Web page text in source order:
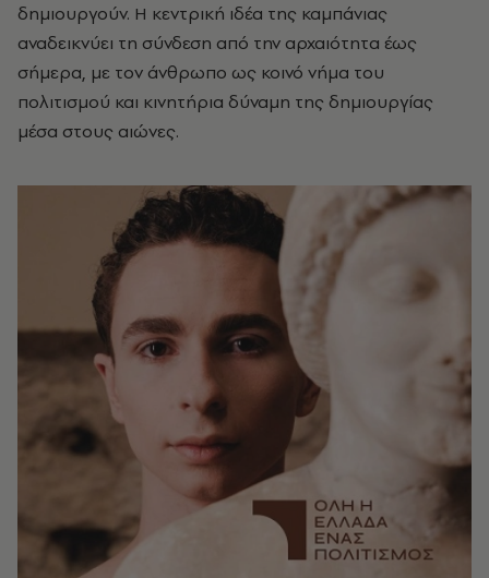
δημιουργούν. Η κεντρική ιδέα της καμπάνιας
αναδεικνύει τη σύνδεση από την αρχαιότητα έως
σήμερα, με τον άνθρωπο ως κοινό νήμα του
πολιτισμού και κινητήρια δύναμη της δημιουργίας
μέσα στους αιώνες.